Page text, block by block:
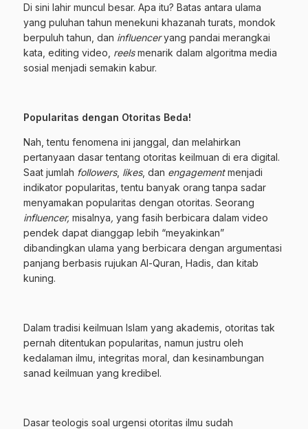
Di sini lahir muncul besar. Apa itu? Batas antara ulama
yang puluhan tahun menekuni khazanah turats, mondok
berpuluh tahun, dan influenceryang pandai merangkai
kata, editing video, reelsmenarik dalam algoritma media
sosial menjadi semakin kabur.
Popularitas dengan Otoritas Beda!
Nah, tentu fenomena ini janggal, dan melahirkan
pertanyaan dasar tentang otoritas keilmuan di era digital.
Saat jumlah followers, likes, dan engagementmenjadi
indikator popularitas, tentu banyak orang tanpa sadar
menyamakan popularitas dengan otoritas. Seorang
influencer, misalnya, yang fasih berbicara dalam video
pendek dapat dianggap lebih “meyakinkan”
dibandingkan ulama yang berbicara dengan argumentasi
panjang berbasis rujukan Al-Quran, Hadis, dan kitab
kuning.
Dalam tradisi keilmuan Islam yang akademis, otoritas tak
pernah ditentukan popularitas, namun justru oleh
kedalaman ilmu, integritas moral, dan kesinambungan
sanad keilmuan yang kredibel.
Dasar teologis soal urgensi otoritas ilmu sudah